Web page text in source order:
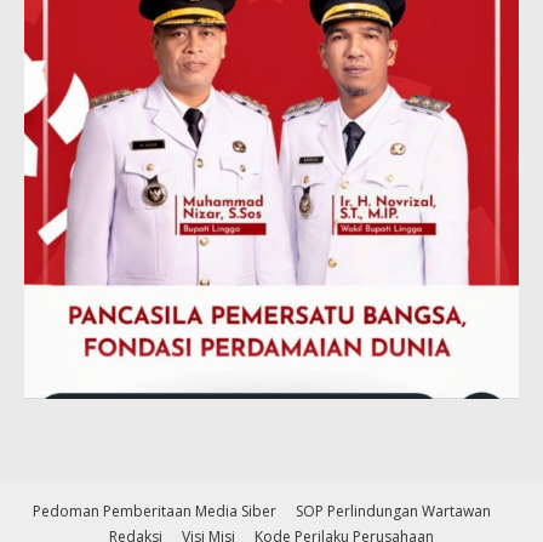
Pedoman Pemberitaan Media Siber
SOP Perlindungan Wartawan
Redaksi
Visi Misi Kode Perilaku Perusahaan